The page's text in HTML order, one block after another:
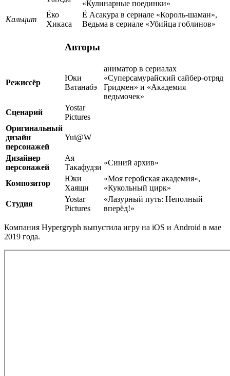
«Кулинарные поединки»
Кальцит
Ёко
Хикаса
Ё Асакура в сериале «Король-шаман»,
Ведьма в сериале «Убийца гоблинов»
Авторы
Режиссёр
Юки
Ватанабэ
аниматор в сериалах
«Суперсамурайский сайбер-отряд
Гридмен» и «Академия
ведьмочек»
Сценарий
Yostar
Pictures
Оригинальный
дизайн
персонажей
Yui@W
Дизайнер
персонажей
Ая
Такафудзи
«Синий архив»
Композитор
Юки
Хаящи
«Моя геройская академия»,
«Кукольный цирк»
Студия
Yostar
Pictures
«Лазурный путь: Неполный
вперёд!»
Компания Hypergryph выпустила игру на iOS и Android в мае
2019 года.